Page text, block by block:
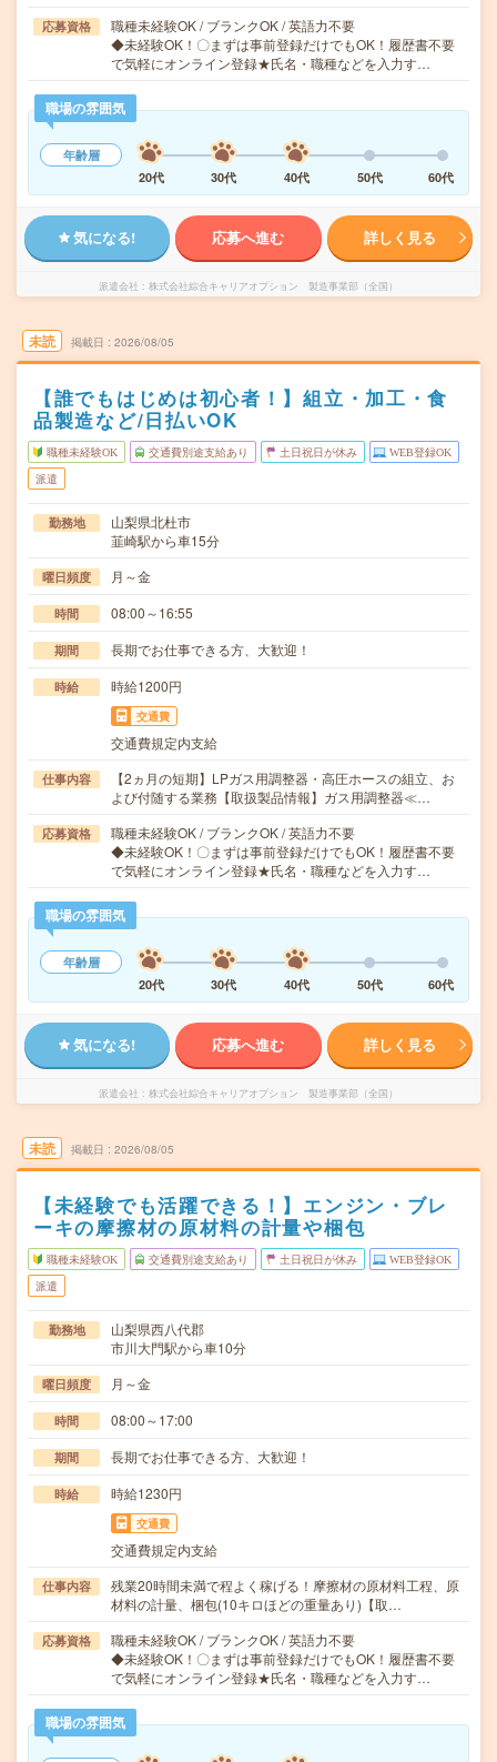
応募資格
職種未経験OK / ブランクOK / 英語力不要
◆未経験OK！〇まずは事前登録だけでもOK！履歴書不要
で気軽にオンライン登録★氏名・職種などを入力す…
職場の雰囲気
年齢層
20代
30代 40代 50代 60代
気になる! 応募へ進む 詳しく見る
派遣会社 株式会社綜合キャリアオプション 製造事業部（全国）
未読 掲載日 2026/08/05
【誰でもはじめは初心者！】組立・加工・食
品製造など/日払いOK
職種未経験OK 交通費別途支給あり 土日祝日が休み WEB登録OK
派遣
勤務地
山梨県北杜市
韮崎駅から車15分
曜日頻度 月～金
時間 08:00～16:55
期間 長期でお仕事できる方、大歓迎！
時給 時給1200円
交通費
交通費規定内支給
仕事内容
【2ヵ月の短期】LPガス用調整器・高圧ホースの組立、お
よび付随する業務【取扱製品情報】ガス用調整器≪…
応募資格
職種未経験OK / ブランクOK / 英語力不要
◆未経験OK！〇まずは事前登録だけでもOK！履歴書不要
で気軽にオンライン登録★氏名・職種などを入力す…
職場の雰囲気
年齢層
20代
30代 40代 50代 60代
気になる! 応募へ進む 詳しく見る
派遣会社 株式会社綜合キャリアオプション 製造事業部（全国）
未読 掲載日 2026/08/05
【未経験でも活躍できる！】エンジン・ブレ
ーキの摩擦材の原材料の計量や梱包
職種未経験OK 交通費別途支給あり 土日祝日が休み WEB登録OK
派遣
勤務地
山梨県西八代郡
市川大門駅から車10分
曜日頻度 月～金
時間 08:00～17:00
期間 長期でお仕事できる方、大歓迎！
時給 時給1230円
交通費
交通費規定内支給
仕事内容
残業20時間未満で程よく稼げる！摩擦材の原材料工程、原
材料の計量、梱包(10キロほどの重量あり)【取…
応募資格
職種未経験OK / ブランクOK / 英語力不要
◆未経験OK！〇まずは事前登録だけでもOK！履歴書不要
で気軽にオンライン登録★氏名・職種などを入力す…
職場の雰囲気